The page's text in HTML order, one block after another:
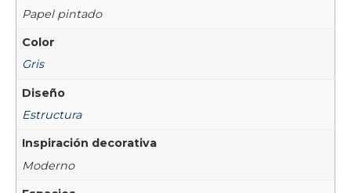
Papel pintado
Color
Gris
Diseño
Estructura
Inspiración decorativa
Moderno